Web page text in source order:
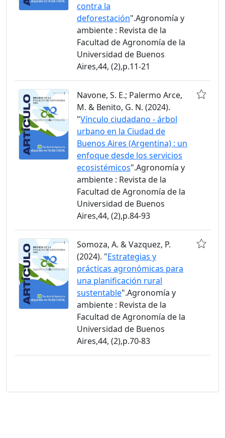
contra la
deforestación".Agronomía y
ambiente : Revista de la
Facultad de Agronomía de la
Universidad de Buenos
Aires,44, (2),p.11-21
Navone, S. E.; Palermo Arce,
M. & Benito, G. N. (2024).
"Vínculo ciudadano - árbol
urbano en la Ciudad de
Buenos Aires (Argentina) : un
enfoque desde los servicios
ecosistémicos".Agronomía y
ambiente : Revista de la
Facultad de Agronomía de la
Universidad de Buenos
Aires,44, (2),p.84-93
Somoza, A. & Vazquez, P.
(2024). "Estrategias y
prácticas agronómicas para
una planificación rural
sustentable".Agronomía y
ambiente : Revista de la
Facultad de Agronomía de la
Universidad de Buenos
Aires,44, (2),p.70-83